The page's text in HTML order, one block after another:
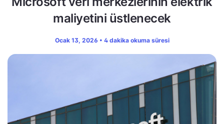
maliyetini üstlenecek
Ocak 13, 2026 • 4 dakika okuma süresi